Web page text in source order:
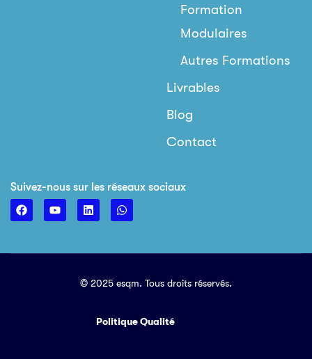
Formation
Modulaires
Autres Formations
Livrables
Blog
Contact
Suivez-nous sur les réseaux sociaux
© 2025 esqm. Tous droits réservés.
Politique Qualité